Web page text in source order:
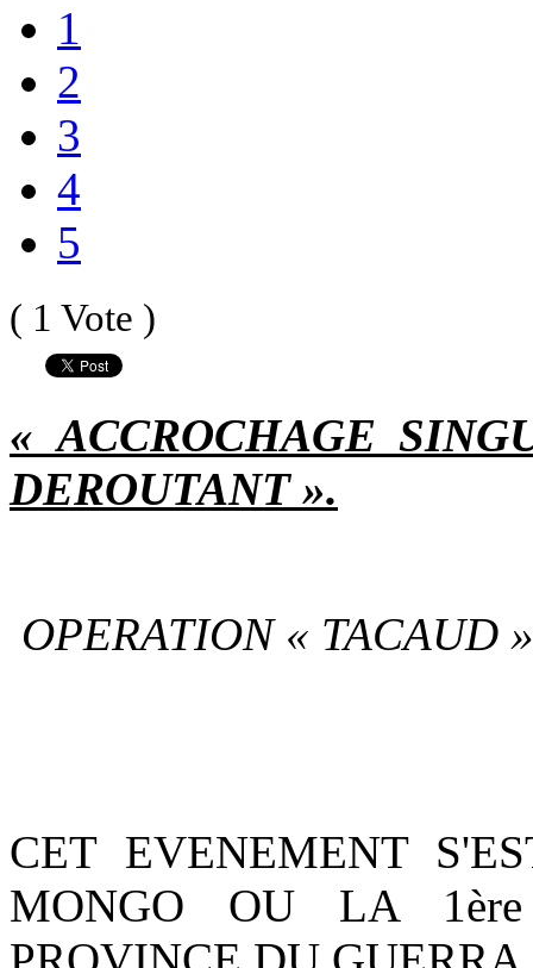
1
2
3
4
5
( 1 Vote )
« ACCROCHAGE
DEROUTANT ».
OPERATION « TACAUD
CET EVENEMENT
MONGO OU LA